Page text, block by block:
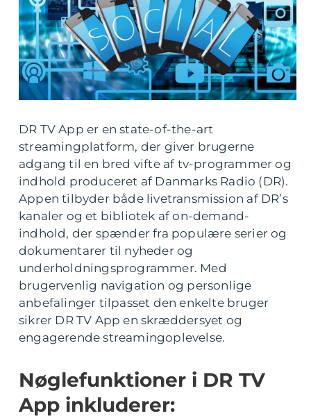
DR TV App er en state-of-the-art
streamingplatform, der giver brugerne
adgang til en bred vifte af tv-programmer og
indhold produceret af Danmarks Radio (DR).
Appen tilbyder både livetransmission af DR’s
kanaler og et bibliotek af on-demand-
indhold, der spænder fra populære serier og
dokumentarer til nyheder og
underholdningsprogrammer. Med
brugervenlig navigation og personlige
anbefalinger tilpasset den enkelte bruger
sikrer DR TV App en skræddersyet og
engagerende streamingoplevelse.
Nøglefunktioner i DR TV
App inkluderer: